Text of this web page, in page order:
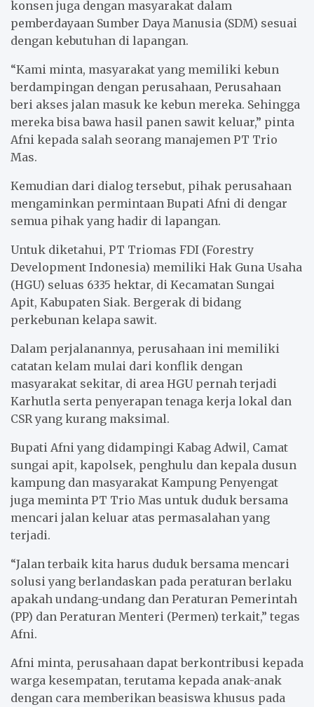
konsen juga dengan masyarakat dalam
pemberdayaan Sumber Daya Manusia (SDM) sesuai
dengan kebutuhan di lapangan.
“Kami minta, masyarakat yang memiliki kebun
berdampingan dengan perusahaan, Perusahaan
beri akses jalan masuk ke kebun mereka. Sehingga
mereka bisa bawa hasil panen sawit keluar,” pinta
Afni kepada salah seorang manajemen PT Trio
Mas.
Kemudian dari dialog tersebut, pihak perusahaan
mengaminkan permintaan Bupati Afni di dengar
semua pihak yang hadir di lapangan.
Untuk diketahui, PT Triomas FDI (Forestry
Development Indonesia) memiliki Hak Guna Usaha
(HGU) seluas 6335 hektar, di Kecamatan Sungai
Apit, Kabupaten Siak. Bergerak di bidang
perkebunan kelapa sawit.
Dalam perjalanannya, perusahaan ini memiliki
catatan kelam mulai dari konflik dengan
masyarakat sekitar, di area HGU pernah terjadi
Karhutla serta penyerapan tenaga kerja lokal dan
CSR yang kurang maksimal.
Bupati Afni yang didampingi Kabag Adwil, Camat
sungai apit, kapolsek, penghulu dan kepala dusun
kampung dan masyarakat Kampung Penyengat
juga meminta PT Trio Mas untuk duduk bersama
mencari jalan keluar atas permasalahan yang
terjadi.
“Jalan terbaik kita harus duduk bersama mencari
solusi yang berlandaskan pada peraturan berlaku
apakah undang-undang dan Peraturan Pemerintah
(PP) dan Peraturan Menteri (Permen) terkait,” tegas
Afni.
Afni minta, perusahaan dapat berkontribusi kepada
warga kesempatan, terutama kepada anak-anak
dengan cara memberikan beasiswa khusus pada